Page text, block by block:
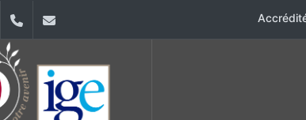
YouTube+961 (1) 421 392/3/4